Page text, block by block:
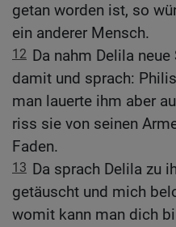
getan worden ist, so
ein anderer Mensch.
12 Da nahm Delila
damit und sprach:
man lauerte ihm aber
riss sie von seinen
Faden.
13 Da sprach Delila zu
getäuscht und mich
womit kann man dich